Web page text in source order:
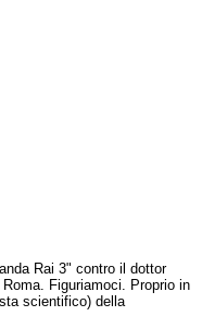
Rai 3" contro il dottor
Figuriamoci. Proprio in
scientifico) della